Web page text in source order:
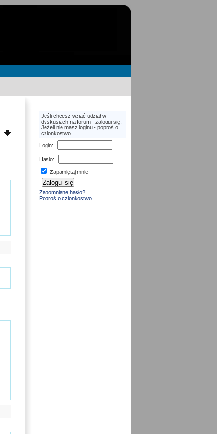
Jeśli chcesz wziąć udział w
dyskusjach na forum - zaloguj się.
Jeżeli nie masz loginu - poproś o
członkostwo.
Login:
Hasło:
Zapamiętaj mnie
Zapomniane hasło?
Poproś o członkostwo